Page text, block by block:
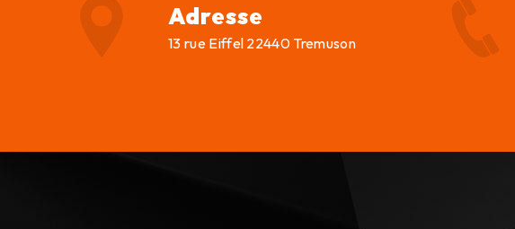
Adresse
13 rue Eiffel 22440 Tremuson